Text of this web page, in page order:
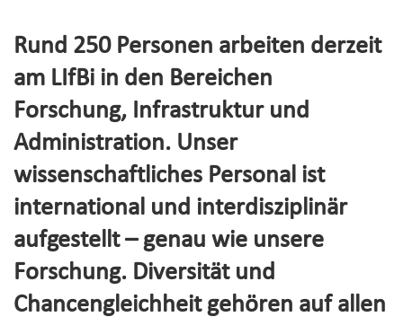
Rund 250 Personen arbeiten derzeit
am LIfBi in den Bereichen
Forschung, Infrastruktur und
Administration. Unser
wissenschaftliches Personal ist
international und interdisziplinär
aufgestellt – genau wie unsere
Forschung. Diversität und
Chancengleichheit gehören auf allen